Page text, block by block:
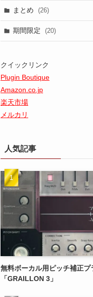
まとめ (26)
期間限定 (20)
クイックリンク
Plugin Boutique
Amazon.co.jp
楽天市場
メルカリ
人気記事
無料ボーカル用ピッチ補正プ
「GRAILLON 3」